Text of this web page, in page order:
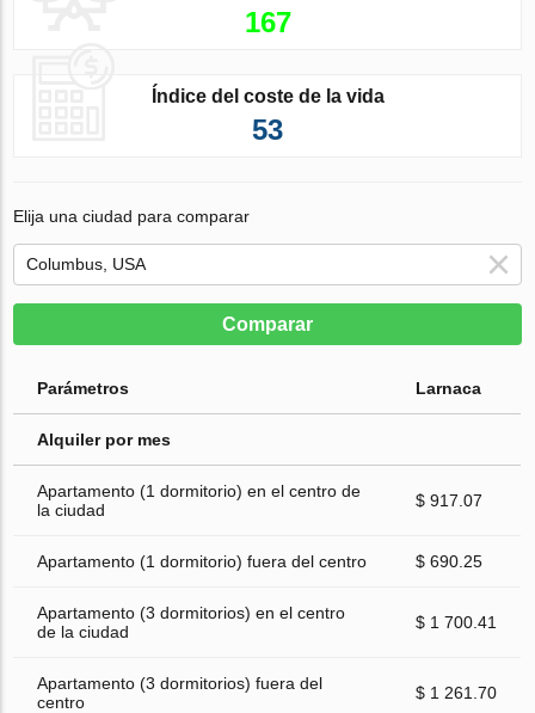
167
Índice del coste de la vida
53
Elija una ciudad para comparar
Comparar
Parámetros Larnaca
Alquiler por mes
Apartamento (1 dormitorio) en el centro de
la ciudad
$ 917.07
Apartamento (1 dormitorio) fuera del centro $ 690.25
Apartamento (3 dormitorios) en el centro
de la ciudad
$ 1 700.41
Apartamento (3 dormitorios) fuera del
centro
$ 1 261.70